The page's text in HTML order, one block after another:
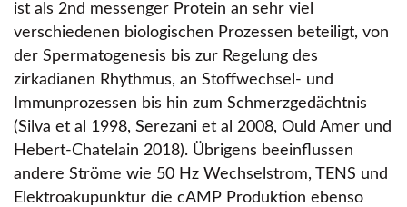
ist als 2nd messenger Protein an sehr viel
verschiedenen biologischen Prozessen beteiligt, von
der Spermatogenesis bis zur Regelung des
zirkadianen Rhythmus, an Stoffwechsel- und
Immunprozessen bis hin zum Schmerzgedächtnis
(Silva et al 1998, Serezani et al 2008, Ould Amer und
Hebert-Chatelain 2018). Übrigens beeinflussen
andere Ströme wie 50 Hz Wechselstrom, TENS und
Elektroakupunktur die cAMP Produktion ebenso